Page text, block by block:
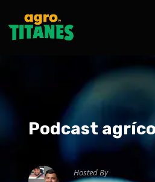
Podcast
Hosted By